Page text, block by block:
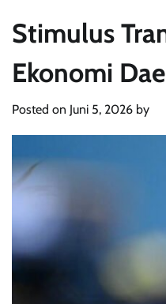
Stimulus
Ekonomi
Posted on Juni 5, 2026 by